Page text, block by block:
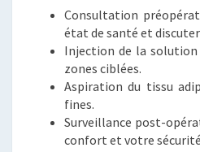
Consultation
état de santé et
Injection de la
zones ciblées.
Aspiration du tissu
fines.
Surveillance post-
confort et votre